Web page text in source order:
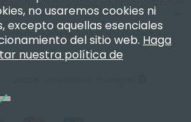
no usaremos cookies ni
excepto aquellas esenciales
del sitio web. Haga
nuestra política de